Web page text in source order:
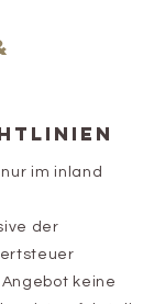
im inland
der
keine